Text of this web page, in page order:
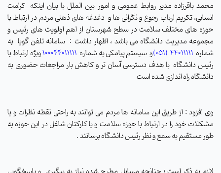
محمد باقرزاده مدیر روابط عمومی و امور بین الملل با بیان اینکه کرامت
انسانی، تکریم ارباب رجوع و نگرانی ها و دغدغه های ذهنی مردم در ارتباط با
حوزه های مختلف سلامت در سطح شهرستان از اهم اولویت های رئیس و
مجموعه مدیریت دانشگاه می باشد ، اظهار داشت : سامانه تلفن گویا به
شماره 44011111
(
051) و سیستم پیامکی به شماره
ویژه ارتباط با
رئیس دانشگاه با هدف دسترسی آسان تر و کاهش بار مراجعات حضوری به
دانشگاه راه اندازی شده است
وی افزود : از طریق این سامانه ها مردم می توانند به راحتی نقطه نظرات و یا
مشکلات خود را در ارتباط با حوزه سلامت و یا کارکنان شاغل در این حوزه به
طور مستقیم به سمع و نظر رئیس دانشگاه برسانند .